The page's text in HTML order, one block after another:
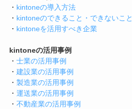
・ kintoneの導入方法
・ kintoneのできること・できないこと
・ kintoneを活用すべき企業
kintoneの活用事例
・ 士業の活用事例
・ 建設業の活用事例
・ 製造業の活用事例
・ 運送業の活用事例
・ 不動産業の活用事例